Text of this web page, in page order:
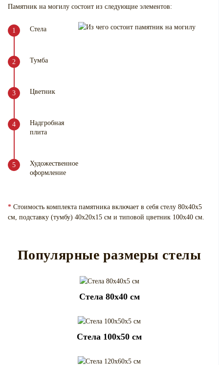
Памятник на могилу состоит из следующие элементов:
Стела
Тумба
Цветник
Надгробная
плита
Художественное
оформление
* Стоимость комплекта памятника включает в себя стелу 80х40х5
см, подставку (тумбу) 40х20х15 см и типовой цветник 100х40 см.
Популярные размеры стелы
Cтела 80x40 см
Cтела 100x50 см